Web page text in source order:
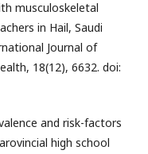
musculoskeletal
in Hail, Saudi
Journal of
18(12), 6632. doi:
and risk-factors
high school